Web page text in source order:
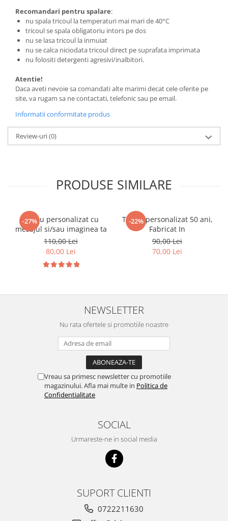
Recomandari pentru spalare:
nu spala tricoul la temperaturi mai mari de 40°C
tricoul se spala obligatoriu intors pe dos
nu se lasa tricoul la inmuiat
nu se calca niciodata tricoul direct pe suprafata imprimata
nu folositi detergenti agresivi/inalbitori.
Atentie!
Daca aveti nevoie sa comandati alte marimi decat cele oferite pe
site, va rugam sa ne contactati, telefonic sau pe email.
Informatii conformitate produs
Review-uri(0)
PRODUSE SIMILARE
-27%
Tricou personalizat cu
mesajul si/sau imaginea ta
110,00 Lei
80,00 Lei
-22%
Tricou personalizat 50 ani,
Fabricat In
90,00 Lei
70,00 Lei
NEWSLETTER
Nu rata ofertele si promotiile noastre
Vreau sa primesc newsletter cu promotiile
magazinului. Afla mai multe in Politica de
Confidentialitate
SOCIAL
Urmareste-ne in social media
SUPORT CLIENTI
0722211630